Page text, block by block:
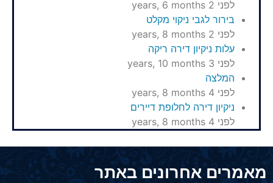
לפני 2 years, 6 months
בירור לגבי ניקוי מקלט
לפני 2 years, 8 months
עלות ניקיון דירה ריקה
לפני 3 years, 10 months
המלצה
לפני 4 years, 8 months
ניקיון דירה לחלופת דיירים
לפני 4 years, 8 months
מאמרים אחרונים באתר